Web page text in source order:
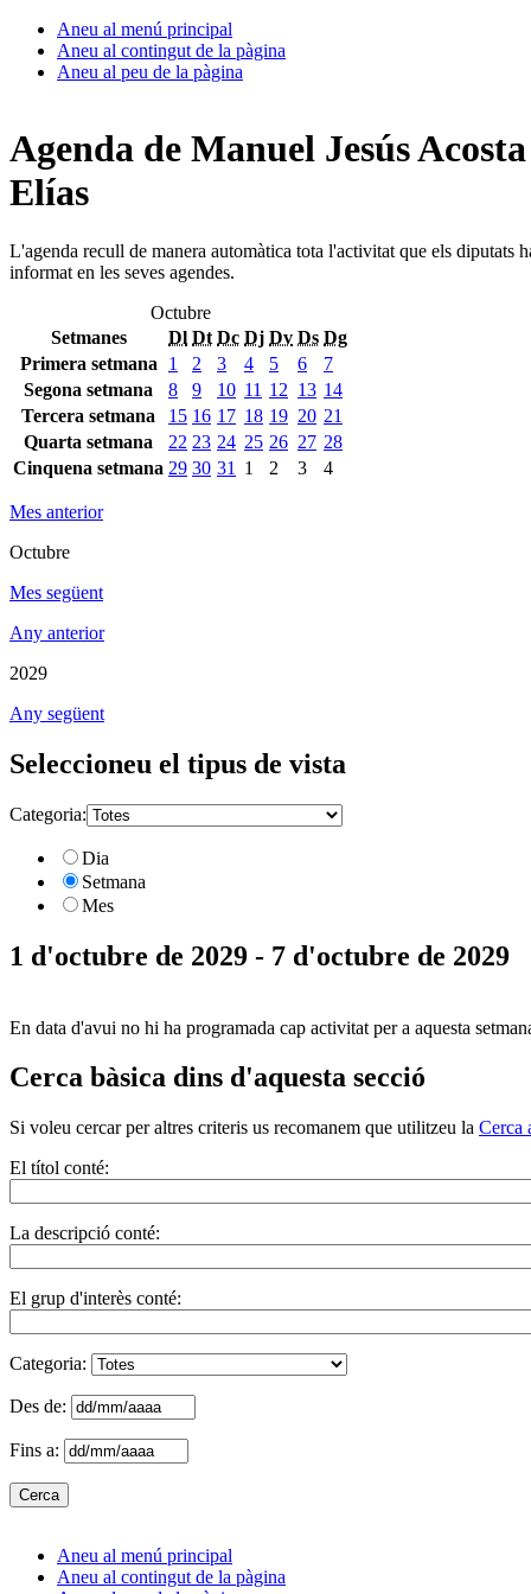
Aneu al menú principal
Aneu al contingut de la pàgina
Aneu al peu de la pàgina
Agenda de Manuel Jesús Acosta
Elías
L'agenda recull de manera automàtica tota l'activitat que els diputats
informat en les seves agendes.
Octubre
Setmanes
Dl Dt Dc Dj Dv Ds Dg
Primera setmana
1 2 3 4 5 6
7
Segona setmana
8 9 10 11 12 13 14
Tercera setmana
15 16 17 18 19 20 21
Quarta setmana
22 23 24 25 26 27 28
Cinquena setmana 29 30 31 1 2 3 4
Mes anterior
Octubre
Mes següent
Any anterior
2029
Any següent
Seleccioneu el tipus de vista
Categoria:
Dia
Setmana
Mes
1 d'octubre de 2029 - 7 d'octubre de 2029
En data d'avui no hi ha programada cap activitat per a aquesta
Cerca bàsica dins d'aquesta secció
Si voleu cercar per altres criteris us recomanem que utilitzeu la Cerca
El títol conté:
La descripció conté:
El grup d'interès conté:
Categoria:
Des de:
Fins a:
Aneu al menú principal
Aneu al contingut de la pàgina